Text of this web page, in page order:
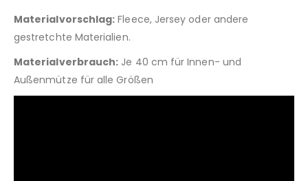
Materialvorschlag: Fleece, Jersey oder andere
gestretchte Materialien.
Materialverbrauch: Je 40 cm für Innen- und
Außenmütze für alle Größen